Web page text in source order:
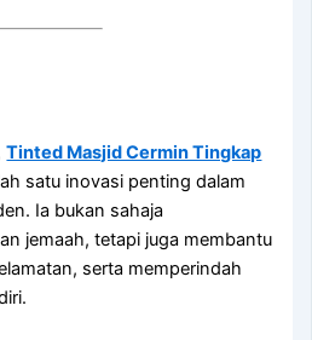
Tinted Masjid Cermin Tingkap
satu inovasi penting dalam
Ia bukan sahaja
jemaah, tetapi juga membantu
serta memperindah